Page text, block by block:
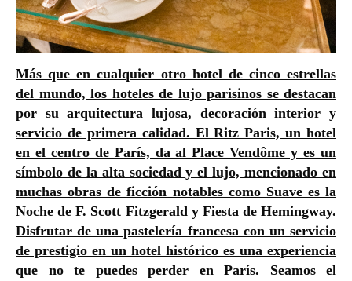
Más que en cualquier otro hotel de cinco estrellas
del mundo, los hoteles de lujo parisinos se destacan
por su arquitectura lujosa, decoración interior y
servicio de primera calidad. El Ritz Paris, un hotel
en el centro de París, da al Place Vendôme y es un
símbolo de la alta sociedad y el lujo, mencionado en
muchas obras de ficción notables como Suave es la
Noche de F. Scott Fitzgerald y Fiesta de Hemingway.
Disfrutar de una pastelería francesa con un servicio
de prestigio en un hotel histórico es una experiencia
que no te puedes perder en París. Seamos el